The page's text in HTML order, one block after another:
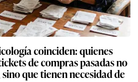
coinciden: quienes
de compras pasadas no
que tienen necesidad de